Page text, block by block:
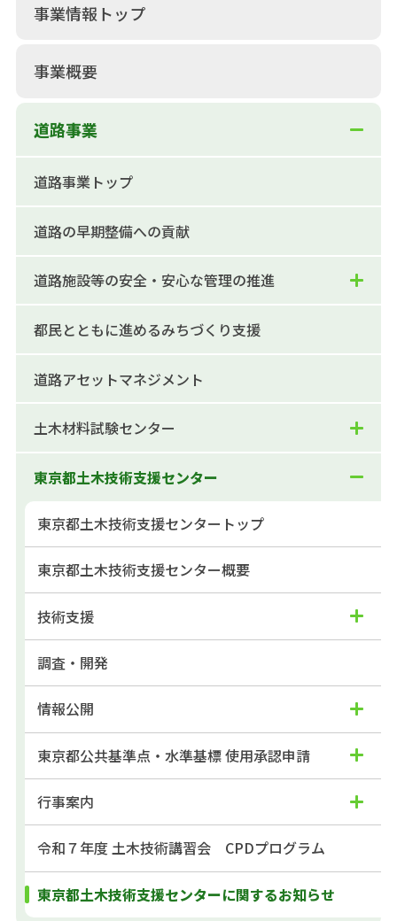
事業情報トップ
事業概要
道路事業
道路事業トップ
道路の早期整備への貢献
道路施設等の安全・安心な管理の推進
都民とともに進めるみちづくり支援
道路アセットマネジメント
土木材料試験センター
東京都土木技術支援センター
東京都土木技術支援センタートップ
東京都土木技術支援センター概要
技術支援
調査・開発
情報公開
東京都公共基準点・水準基標 使用承認申請
行事案内
令和７年度 土木技術講習会 CPDプログラム
東京都土木技術支援センターに関するお知らせ